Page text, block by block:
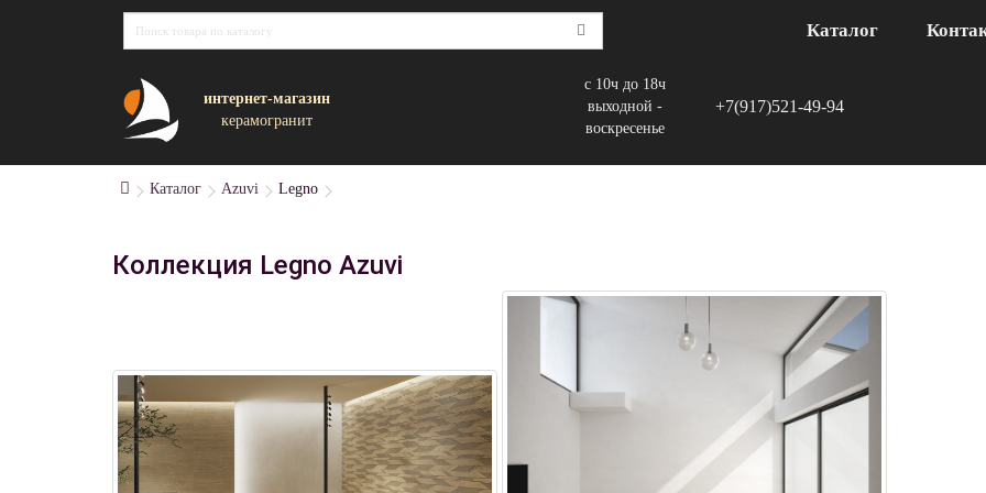
Каталог
интернет-магазин
керамогранит
с 10ч до 18ч
выходной -
воскресенье
+7(917)521-49-94
Каталог Azuvi Legno
Коллекция Legno Azuvi